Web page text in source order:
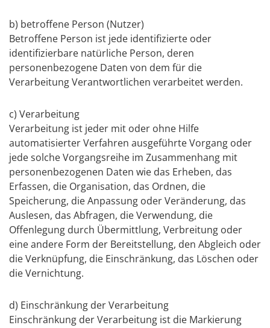
b) betroffene Person (Nutzer)
Betroffene Person ist jede identifizierte oder
identifizierbare natürliche Person, deren
personenbezogene Daten von dem für die
Verarbeitung Verantwortlichen verarbeitet werden.
c) Verarbeitung
Verarbeitung ist jeder mit oder ohne Hilfe
automatisierter Verfahren ausgeführte Vorgang oder
jede solche Vorgangsreihe im Zusammenhang mit
personenbezogenen Daten wie das Erheben, das
Erfassen, die Organisation, das Ordnen, die
Speicherung, die Anpassung oder Veränderung, das
Auslesen, das Abfragen, die Verwendung, die
Offenlegung durch Übermittlung, Verbreitung oder
eine andere Form der Bereitstellung, den Abgleich oder
die Verknüpfung, die Einschränkung, das Löschen oder
die Vernichtung.
d) Einschränkung der Verarbeitung
Einschränkung der Verarbeitung ist die Markierung